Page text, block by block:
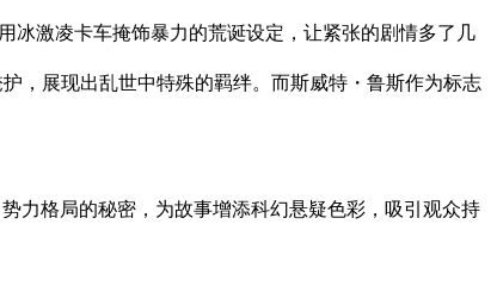
冰激凌卡车掩饰暴力的荒诞设定，让紧张的剧情多了几
，展现出乱世中特殊的羁绊。而斯威特・鲁斯作为标志
力格局的秘密，为故事增添科幻悬疑色彩，吸引观众持